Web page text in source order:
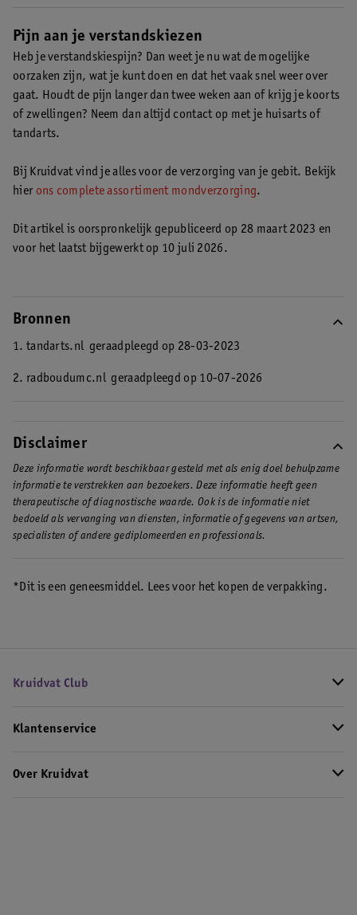
Komt de pijn doordat je verstandskies aan het doorkomen is, dan
kan jeparacetamol* nemen. Let daarbij wel op dat deze pijn
binnen enkele dagen weer weg moet zijn. Blijf je pijn voelen?
Neem dan contact op met je huisarts of tandarts.
Wordt de pijn veroorzaakt door een gaatje in de tanden, dan kan
de tandarts je helpen door bijvoorbeeld het trekken van de
mond. De pijn gaat normaliter weg na een dag. Heb je na twee
weken nog steeds pijn? Neem dan contact op met je huisarts of
tandarts.
Pijn aan je verstandskiezen
Heb je verstandskiespijn? Dan weet je nu wat de mogelijke
oorzaken zijn, wat je kunt doen en dat het vaak snel weer over
gaat. Houdt de pijn langer dan twee weken aan of krijg je koorts
of zwellingen? Neem dan altijd contact op met je huisarts of
tandarts.
Bij Kruidvat vind je alles voor de verzorging van je gebit. Bekijk
hier ons complete assortiment mondverzorging.
Dit artikel is oorspronkelijk gepubliceerd op 28 maart 2023 en
voor het laatst bijgewerkt op 10 juli 2026.
Bronnen
1. tandarts.nl geraadpleegd op 28-03-2023
2. radboudumc.nl geraadpleegd op 10-07-2026
Disclaimer
Deze informatie wordt beschikbaar gesteld met als enig doel behulpzame
informatie te verstrekken aan bezoekers. Deze informatie heeft geen
therapeutische of diagnostische waarde. Ook is de informatie niet
bedoeld als vervanging van diensten, informatie of gegevens van artsen,
specialisten of andere gediplomeerden en professionals.
*Dit is een geneesmiddel. Lees voor het kopen de verpakking.
Kruidvat Club
Klantenservice
Over Kruidvat